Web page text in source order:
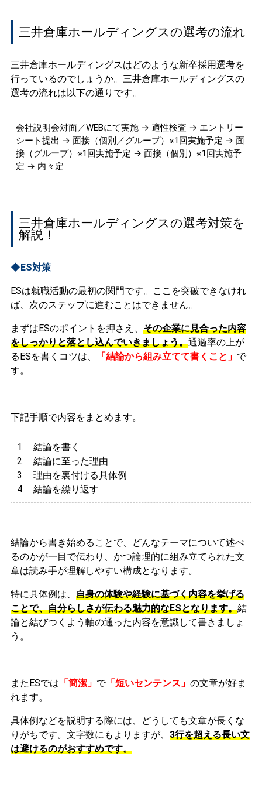
三井倉庫ホールディングスの選考の流れ
三井倉庫ホールディングスはどのような新卒採用選考を
行っているのでしょうか。三井倉庫ホールディングスの
選考の流れは以下の通りです。
会社説明会対面／WEBにて実施 → 適性検査 → エントリー
シート提出 → 面接（個別／グループ）※1回実施予定 → 面
接（グループ）※1回実施予定 → 面接（個別）※1回実施予
定 → 内々定
三井倉庫ホールディングスの選考対策を
解説！
◆ES対策
ESは就職活動の最初の関門です。ここを突破できなけれ
ば、次のステップに進むことはできません。
まずはESのポイントを押さえ、 その企業に見合った内容
をしっかりと落とし込んでいきましょう。通過率の上が
るESを書くコツは、
「結論から組み立てて書くこと」 で
す。
下記手順で内容をまとめます。
1. 結論を書く
2. 結論に至った理由
3. 理由を裏付ける具体例
4. 結論を繰り返す
結論から書き始めることで、どんなテーマについて述べ
るのかが一目で伝わり、かつ論理的に組み立てられた文
章は読み手が理解しやすい構成となります。
特に具体例は、 自身の体験や経験に基づく内容を挙げる
ことで、自分らしさが伝わる魅力的なESとなります。結
論と結びつくよう軸の通った内容を意識して書きましょ
う。
またESでは 「簡潔」 で「短いセンテンス」 の文章が好ま
れます。
具体例などを説明する際には、どうしても文章が長くな
りがちです。文字数にもよりますが、 3行を超える長い文
は避けるのがおすすめです。